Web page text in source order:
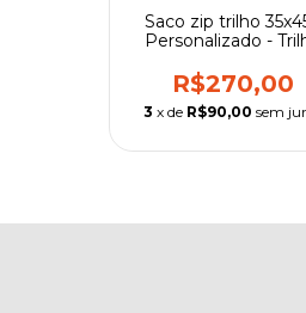
Saco zip trilho
Personalizado -
R$270,00
3 x de R$90,00 sem